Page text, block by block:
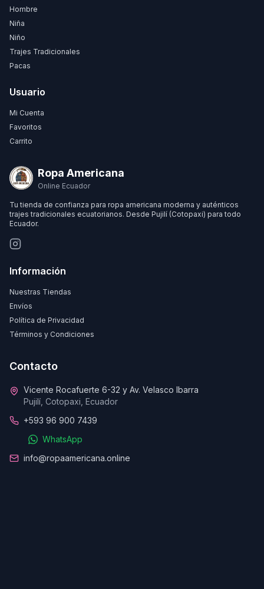
Hombre
Niña
Niño
Trajes Tradicionales
Pacas
Usuario
Mi Cuenta
Favoritos
Carrito
Ropa Americana
Online Ecuador
Tu tienda de confianza para ropa americana moderna y auténticos
trajes tradicionales ecuatorianos. Desde Pujilí (Cotopaxi) para todo
Ecuador.
Información
Nuestras Tiendas
Envíos
Política de Privacidad
Términos y Condiciones
Contacto
Vicente Rocafuerte 6-32 y Av. Velasco Ibarra
Pujilí, Cotopaxi, Ecuador
+593 96 900 7439
WhatsApp
info@ropaamericana.online